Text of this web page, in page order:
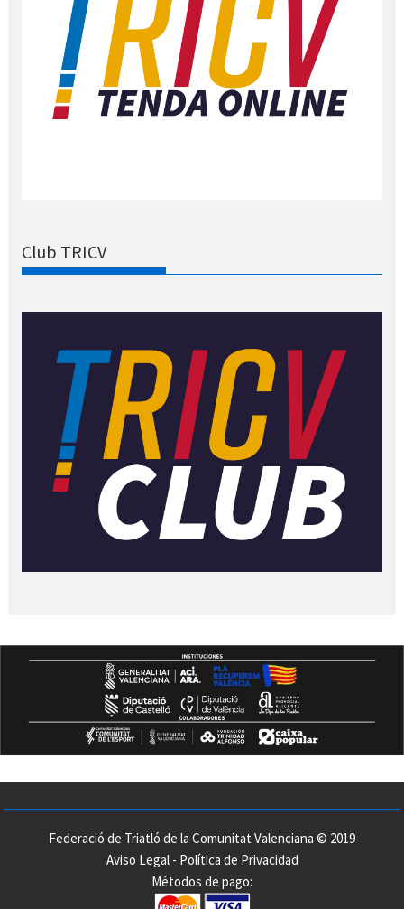
Club TRICV
Federació de Triatló de la Comunitat Valenciana © 2019
Aviso Legal- Política de Privacidad
Métodos de pago: